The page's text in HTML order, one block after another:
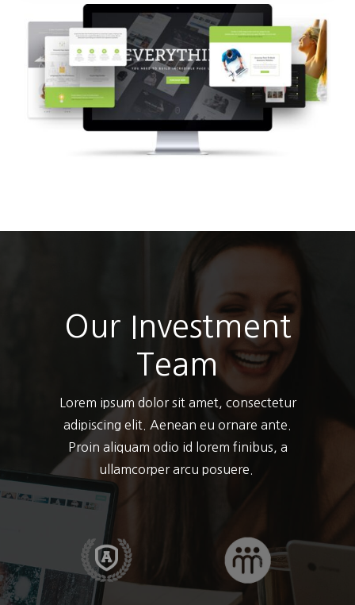
Our Investment
Team
Lorem ipsum dolor sit amet, consectetur
adipiscing elit. Aenean eu ornare ante.
Proin aliquam odio id lorem finibus, a
ullamcorper arcu posuere.